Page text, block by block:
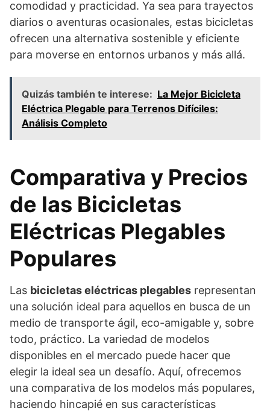
comodidad y practicidad. Ya sea para trayectos
diarios o aventuras ocasionales, estas bicicletas
ofrecen una alternativa sostenible y eficiente
para moverse en entornos urbanos y más allá.
Quizás también te interese: La Mejor Bicicleta
Eléctrica Plegable para Terrenos Difíciles:
Análisis Completo
Comparativa y Precios
de las Bicicletas
Eléctricas Plegables
Populares
Las bicicletas eléctricas plegables representan
una solución ideal para aquellos en busca de un
medio de transporte ágil, eco-amigable y, sobre
todo, práctico. La variedad de modelos
disponibles en el mercado puede hacer que
elegir la ideal sea un desafío. Aquí, ofrecemos
una comparativa de los modelos más populares,
haciendo hincapié en sus características